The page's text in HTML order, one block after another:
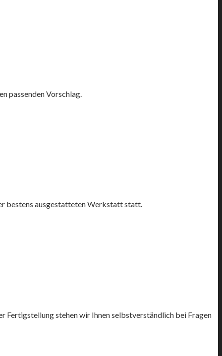
passenden Vorschlag.
bestens ausgestatteten Werkstatt statt.
Fertigstellung stehen wir Ihnen selbstverständlich bei Fragen